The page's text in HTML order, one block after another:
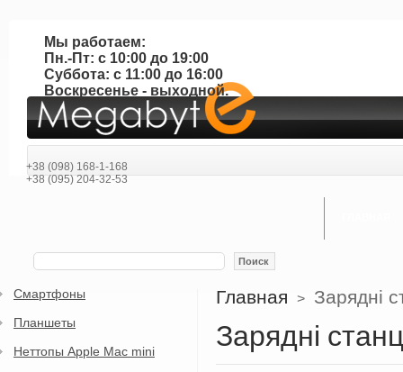
Мы работаем:
Пн.-Пт: с 10:00 до 19:00
Суббота: с 11:00 до 16:00
Воскресенье - выходной.
+38 (098) 168-1-168
+38 (095) 204-32-53
Поиск
Смартфоны
Планшеты
Неттопы Apple Mac mini
Главная > Зарядні
Зарядні